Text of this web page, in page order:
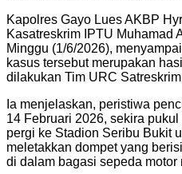
Kapolres Gayo Lues AKBP
Kasatreskrim IPTU Muhamad
Minggu (1/6/2026),
kasus tersebut merupakan
dilakukan Tim URC
Ia menjelaskan, peristiwa
14 Februari 2026, sekira
pergi ke Stadion Seribu Bukit
meletakkan dompet yang
di dalam bagasi sepeda motor